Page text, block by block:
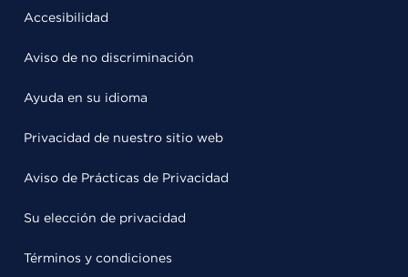
Accesibilidad
Aviso de no discriminación
Ayuda en su idioma
Privacidad de nuestro sitio web
Aviso de Prácticas de Privacidad
Su elección de privacidad
Términos y condiciones